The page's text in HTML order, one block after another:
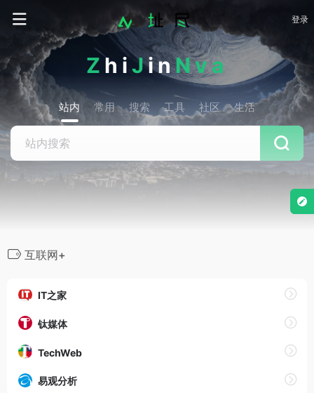
登录
ZhiJinNva
站内 常用 搜索 工具 社区 生活
互联网+
IT之家
钛媒体
TechWeb
易观分析